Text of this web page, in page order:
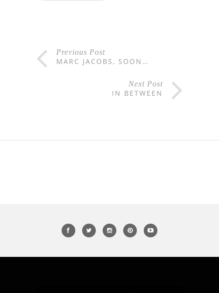
Previous Post
MARC JACOBS, SOON…
Next Post
IN BETWEEN